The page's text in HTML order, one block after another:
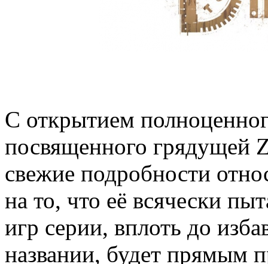
С открытием
посвященного грядущей
свежие подробности
на то, что её всячески
игр серии, вплоть до
названии, будет прямым